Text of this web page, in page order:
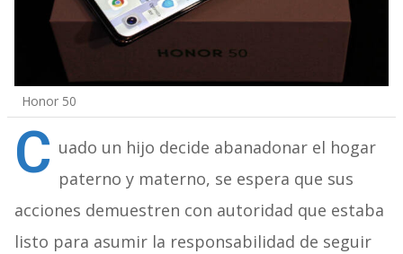
Honor 50
C uado un hijo decide abanadonar el hogar
paterno y materno, se espera que sus
acciones demuestren con autoridad que estaba
listo para asumir la responsabilidad de seguir